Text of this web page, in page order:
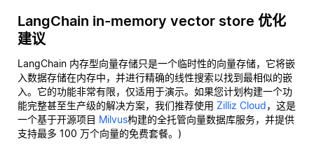
LangChain in-memory vector store 优化
建议
LangChain 内存型向量存储只是一个临时性的向量存储，它将嵌
入数据存储在内存中，并进行精确的线性搜索以找到最相似的嵌
入。它的功能非常有限，仅适用于演示。如果您计划构建一个功
能完整甚至生产级的解决方案，我们推荐使用 Zilliz Cloud，这是
一个基于开源项目 Milvus构建的全托管向量数据库服务，并提供
支持最多 100 万个向量的免费套餐。)